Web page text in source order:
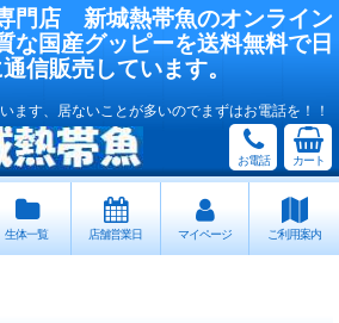
門店 新城熱帯魚のオンライン
な国産グッピーを送料無料で日
信販売しています。
ます、居ないことが多いのでまずはお電話を！！
お電話 カート
生体一覧 店舗営業日 マイページ ご利用案内